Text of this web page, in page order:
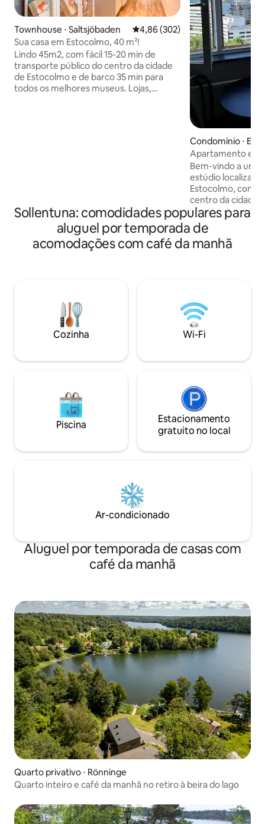
Townhouse ⋅ Saltsjöbaden 4,86 de uma avaliação média de
4,86 (302)
Sua casa em Estocolmo, 40 m²!
Lindo 45m2, com fácil 15-20 min de
transporte público do centro da cidade
de Estocolmo e de barco 35 min para
todos os melhores museus. Lojas,
privativa - Piscina de spa -Trilhas guiadas
-Churrasqueira pequena -Kayakomat -
Quarto extra
Condomínio ⋅
Apartamento
vista em
Bem-vindo a um
estúdio
Estocolmo, com
centro da cidade
apartamento fica
apartamento
privativa. Demora cerca de 10 a 15
minutos para
arquipélago de
passeios turísticos. Área
segura com um
Sollentuna: comodidades populares para
aluguel por temporada de
acomodações com café da manhã
Cozinha Wi-Fi
Piscina
Estacionamento
gratuito no local
Ar-condicionado
Aluguel por temporada de casas com
café da manhã
Quarto privativo ⋅ Rönninge
Quarto inteiro e café da manhã no retiro à beira do lago